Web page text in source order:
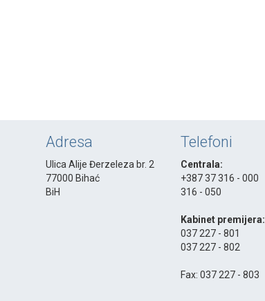
Adresa
Ulica Alije Đerzeleza br. 2
77000 Bihać
BiH
Telefoni
Centrala:
+387 37 316 - 000
316 - 050
Kabinet premijera:
037 227 - 801
037 227 - 802
Fax: 037 227 - 803